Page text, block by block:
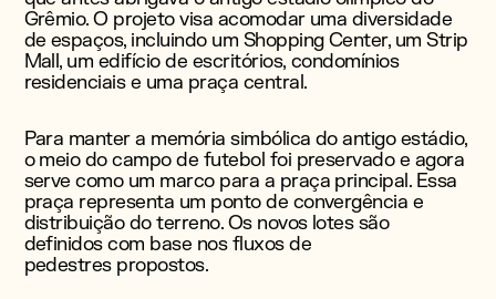
Grêmio. O projeto visa acomodar uma diversidade
de espaços, incluindo um Shopping Center, um Strip
Mall, um edifício de escritórios, condomínios
residenciais e uma praça central.
Para manter a memória simbólica do antigo estádio,
o meio do campo de futebol foi preservado e agora
serve como um marco para a praça principal. Essa
praça representa um ponto de convergência e
distribuição do terreno. Os novos lotes são
definidos com base nos fluxos de
pedestres propostos.